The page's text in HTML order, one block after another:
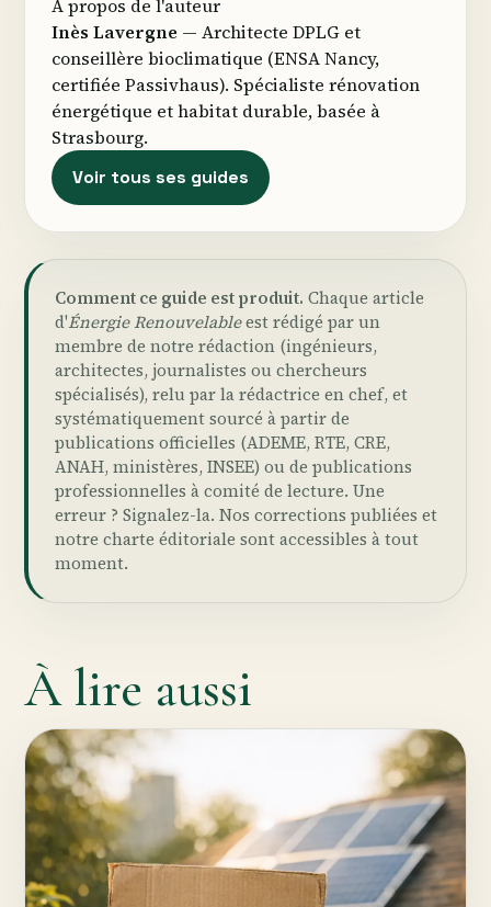
À propos de l'auteur
Inès Lavergne — Architecte DPLG et
conseillère bioclimatique (ENSA Nancy,
certifiée Passivhaus). Spécialiste rénovation
énergétique et habitat durable, basée à
Strasbourg.
Voir tous ses guides
Comment ce guide est produit. Chaque article
d'Énergie Renouvelableest rédigé par un
membre de notre rédaction (ingénieurs,
architectes, journalistes ou chercheurs
spécialisés), relu par la rédactrice en chef, et
systématiquement sourcé à partir de
publications officielles (ADEME, RTE, CRE,
ANAH, ministères, INSEE) ou de publications
professionnelles à comité de lecture. Une
erreur ? Signalez-la. Nos corrections publiées et
notre charte éditoriale sont accessibles à tout
moment.
À lire aussi